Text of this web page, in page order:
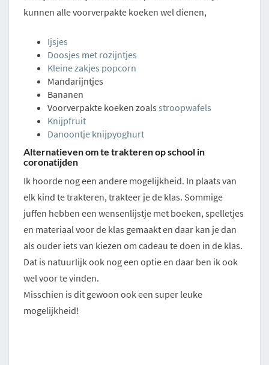
kunnen alle voorverpakte koeken wel dienen,
Ijsjes
Doosjes met rozijntjes
Kleine zakjes popcorn
Mandarijntjes
Bananen
Voorverpakte koeken zoals stroopwafels
Knijpfruit
Danoontje knijpyoghurt
Alternatieven om te trakteren op school in
coronatijden
Ik hoorde nog een andere mogelijkheid. In plaats van
elk kind te trakteren, trakteer je de klas. Sommige
juffen hebben een wensenlijstje met boeken, spelletjes
en materiaal voor de klas gemaakt en daar kan je dan
als ouder iets van kiezen om cadeau te doen in de klas.
Dat is natuurlijk ook nog een optie en daar ben ik ook
wel voor te vinden.
Misschien is dit gewoon ook een super leuke
mogelijkheid!